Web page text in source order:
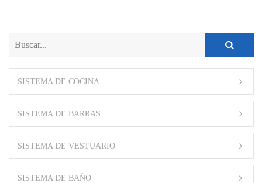
SISTEMA DE COCINA
SISTEMA DE BARRAS
SISTEMA DE VESTUARIO
SISTEMA DE BAÑO